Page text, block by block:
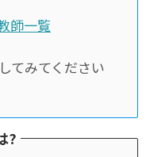
師一覧
てみてください
?